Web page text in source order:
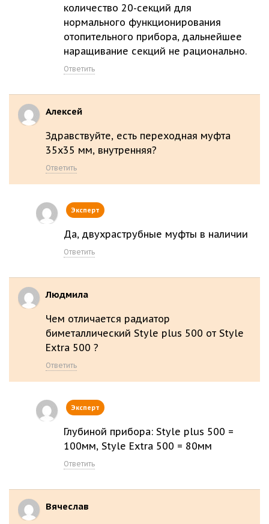
количество 20-секций для
нормального функционирования
отопительного прибора, дальнейшее
наращивание секций не рационально.
Ответить
Алексей
Здравствуйте, есть переходная муфта
35х35 мм, внутренняя?
Ответить
Эксперт
Да, двухраструбные муфты в наличии
Ответить
Людмила
Чем отличается радиатор
биметаллический Style plus 500 от Style
Extra 500 ?
Ответить
Эксперт
Глубиной прибора: Style plus 500 =
100мм, Style Extra 500 = 80мм
Ответить
Вячеслав